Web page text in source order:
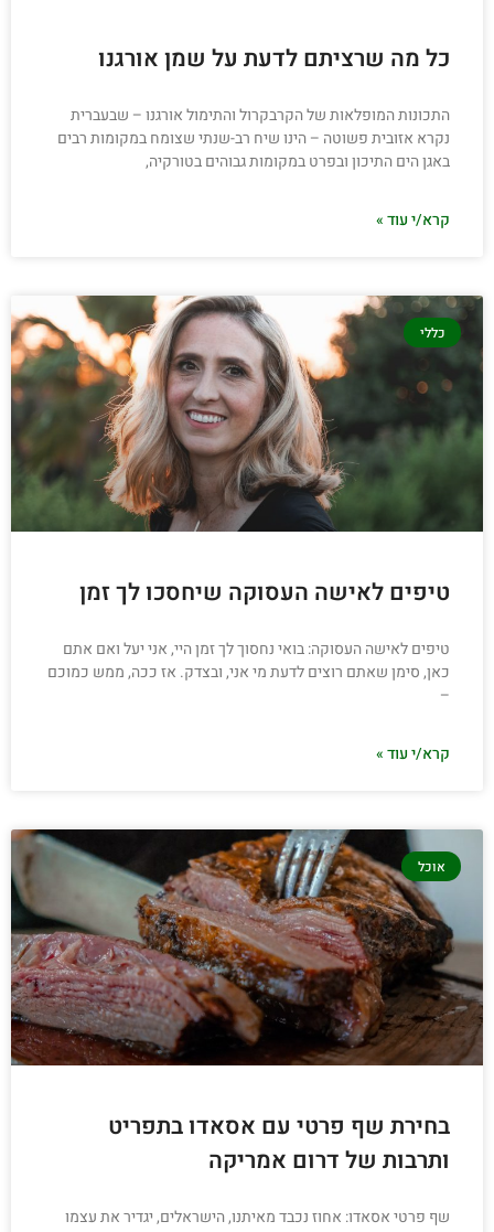
כל מה שרציתם לדעת על שמן אורגנו
התכונות המופלאות של הקרבקרול והתימול אורגנו – שבעברית
נקרא אזובית פשוטה – הינו שיח רב-שנתי שצומח במקומות רבים
באגן הים התיכון ובפרט במקומות גבוהים בטורקיה,
קרא/י עוד »
כללי
טיפים לאישה העסוקה שיחסכו לך זמן
טיפים לאישה העסוקה: בואי נחסוך לך זמן היי, אני יעל ואם אתם
כאן, סימן שאתם רוצים לדעת מי אני, ובצדק. אז ככה, ממש כמוכם
–
קרא/י עוד »
אוכל
בחירת שף פרטי עם אסאדו בתפריט
ותרבות של דרום אמריקה
שף פרטי אסאדו: אחוז נכבד מאיתנו, הישראלים, יגדיר את עצמו